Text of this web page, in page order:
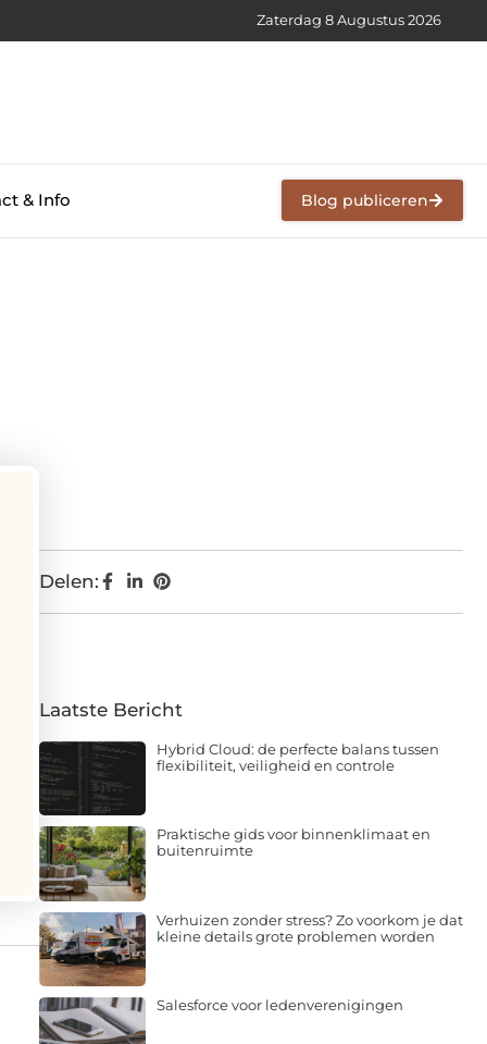
Zaterdag 8 Augustus 2026
& Info Blog publiceren
Delen:
Laatste Bericht
Hybrid Cloud: de perfecte balans tussen
flexibiliteit, veiligheid en controle
Praktische gids voor binnenklimaat en
buitenruimte
Verhuizen zonder stress? Zo voorkom je dat
kleine details grote problemen worden
Salesforce voor ledenverenigingen